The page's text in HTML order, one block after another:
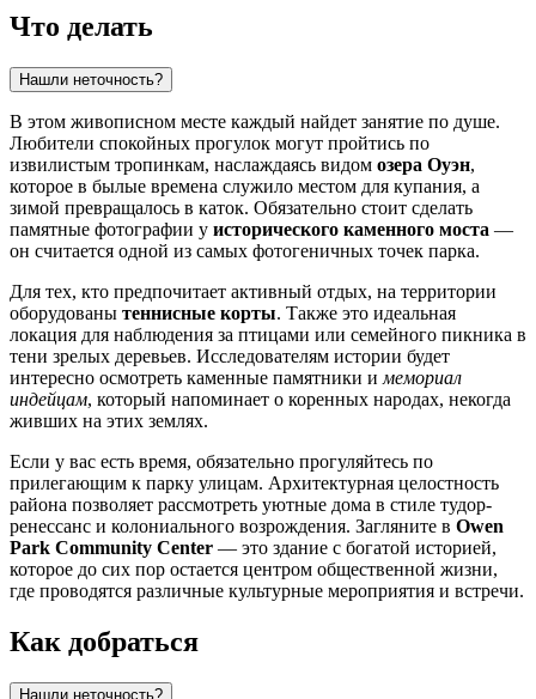
Что делать
Нашли неточность?
В этом живописном месте каждый найдет занятие по душе.
Любители спокойных прогулок могут пройтись по
извилистым тропинкам, наслаждаясь видом озера Оуэн,
которое в былые времена служило местом для купания, а
зимой превращалось в каток. Обязательно стоит сделать
памятные фотографии у исторического каменного моста —
он считается одной из самых фотогеничных точек парка.
Для тех, кто предпочитает активный отдых, на территории
оборудованы теннисные корты. Также это идеальная
локация для наблюдения за птицами или семейного пикника в
тени зрелых деревьев. Исследователям истории будет
интересно осмотреть каменные памятники и мемориал
индейцам, который напоминает о коренных народах, некогда
живших на этих землях.
Если у вас есть время, обязательно прогуляйтесь по
прилегающим к парку улицам. Архитектурная целостность
района позволяет рассмотреть уютные дома в стиле тудор-
ренессанс и колониального возрождения. Загляните в Owen
Park Community Center — это здание с богатой историей,
которое до сих пор остается центром общественной жизни,
где проводятся различные культурные мероприятия и встречи.
Как добраться
Нашли неточность?